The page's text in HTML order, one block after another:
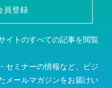
員登録
イトのすべての記事を閲覧
セミナーの情報など、ビジ
メールマガジンをお届けい